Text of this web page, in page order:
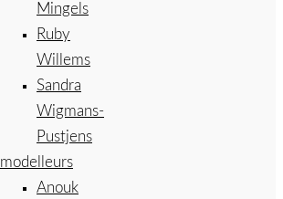
Mingels
Ruby
Willems
Sandra
Wigmans-
Pustjens
modelleurs
Anouk